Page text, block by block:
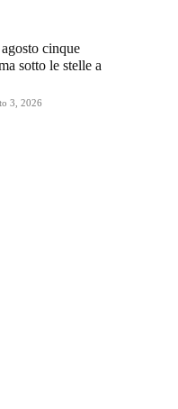
cinque
sotto le stelle a
3, 2026